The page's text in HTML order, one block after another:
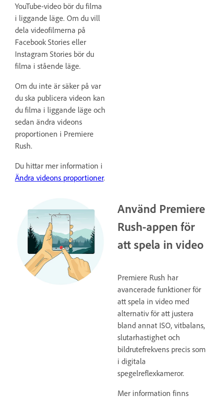
YouTube-video bör du filma
i liggande läge. Om du vill
dela videofilmerna på
Facebook Stories eller
Instagram Stories bör du
filma i stående läge.
Om du inte är säker på var
du ska publicera videon kan
du filma i liggande läge och
sedan ändra videons
proportionen i Premiere
Rush.
Du hittar mer information i
Ändra videons proportioner.
Använd Premiere
Rush-appen för
att spela in video
Premiere Rush har
avancerade funktioner för
att spela in video med
alternativ för att justera
bland annat ISO, vitbalans,
slutarhastighet och
bildrutefrekvens precis som
i digitala
spegelreflexkameror.
Mer information finns